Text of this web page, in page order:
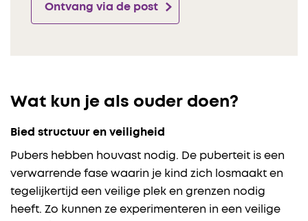
Ontvang via de post
Wat kun je als ouder doen?
Bied structuur en veiligheid
Pubers hebben houvast nodig. De puberteit is een
verwarrende fase waarin je kind zich losmaakt en
tegelijkertijd een veilige plek en grenzen nodig
heeft. Zo kunnen ze experimenteren in een veilige